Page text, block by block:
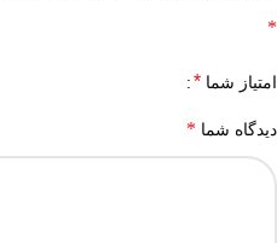
*
امتیاز شما *
دیدگاه شما *